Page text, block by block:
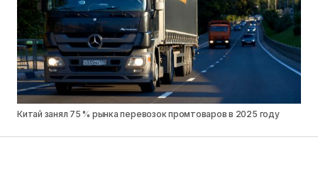
Китай занял 75 % рынка перевозок промтоваров в 2025 году